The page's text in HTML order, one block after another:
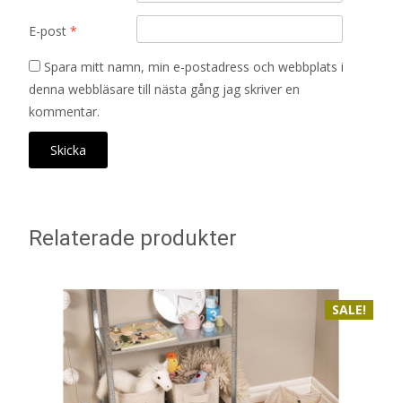
E-post *
Spara mitt namn, min e-postadress och webbplats i
denna webbläsare till nästa gång jag skriver en
kommentar.
Relaterade produkter
SALE!